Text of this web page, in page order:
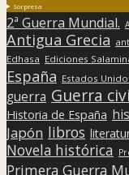
Sorpresa
2ª Guerra Mundial.
Antigua Grecia
Edhasa Ediciones
España Estados
guerra Guerra
Historia de España
Japón libros
Novela histórica
Primera Guerra